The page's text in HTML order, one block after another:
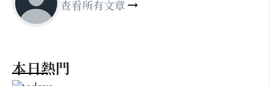
查看所有文章
本日熱門